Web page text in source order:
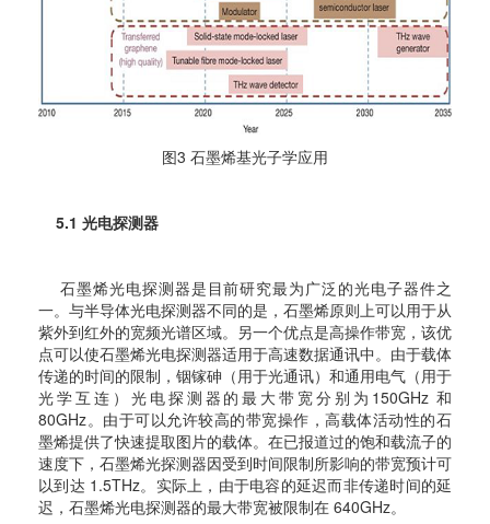
图3 石墨烯基光子学应用
5.1 光电探测器
石墨烯光电探测器是目前研究最为广泛的光电子器件之
一。与半导体光电探测器不同的是，石墨烯原则上可以用于从
紫外到红外的宽频光谱区域。另一个优点是高操作带宽，该优
点可以使石墨烯光电探测器适用于高速数据通讯中。由于载体
传递的时间的限制，铟镓砷（用于光通讯）和通用电气（用于
光学互连）光电探测器的最大带宽分别为150GHz 和
80GHz。由于可以允许较高的带宽操作，高载体活动性的石
墨烯提供了快速提取图片的载体。在已报道过的饱和载流子的
速度下，石墨烯光探测器因受到时间限制所影响的带宽预计可
以到达 1.5THz。实际上，由于电容的延迟而非传递时间的延
迟，石墨烯光电探测器的最大带宽被限制在 640GHz。